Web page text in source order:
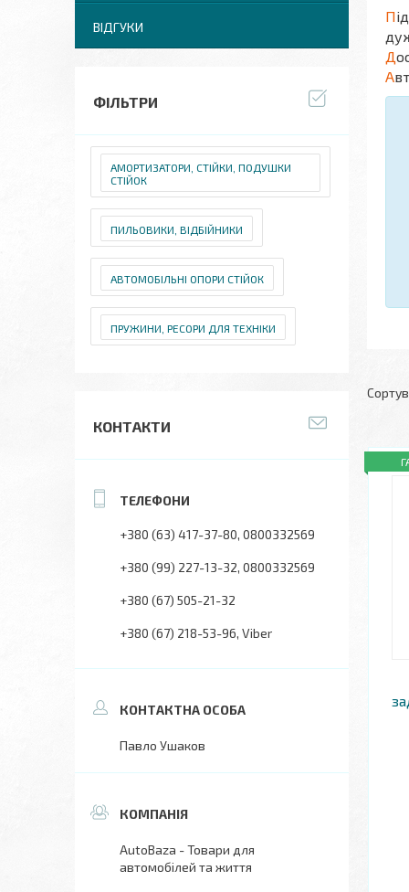
П
Д
А
ВІДГУКИ
ФІЛЬТРИ
АМОРТИЗАТОРИ, СТІЙКИ, ПОДУШКИ
СТІЙОК
ПИЛЬОВИКИ, ВІДБІЙНИКИ
АВТОМОБІЛЬНІ ОПОРИ СТІЙОК
ПРУЖИНИ, РЕСОРИ ДЛЯ ТЕХНІКИ
КОНТАКТИ
+380 (63) 417-37-80 0800332569
+380 (99) 227-13-32 0800332569
+380 (67) 505-21-32
+380 (67) 218-53-96 Viber
Павло Ушаков
AutoBaza - Товари для
автомобілей та життя